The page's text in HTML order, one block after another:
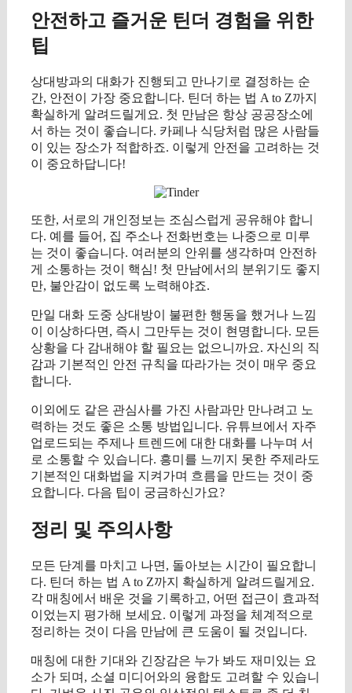
안전하고 즐거운 틴더 경험을 위한
팁
상대방과의 대화가 진행되고 만나기로 결정하는 순
간, 안전이 가장 중요합니다. 틴더 하는 법 A to Z까지
확실하게 알려드릴게요. 첫 만남은 항상 공공장소에
서 하는 것이 좋습니다. 카페나 식당처럼 많은 사람들
이 있는 장소가 적합하죠. 이렇게 안전을 고려하는 것
이 중요하답니다!
또한, 서로의 개인정보는 조심스럽게 공유해야 합니
다. 예를 들어, 집 주소나 전화번호는 나중으로 미루
는 것이 좋습니다. 여러분의 안위를 생각하며 안전하
게 소통하는 것이 핵심! 첫 만남에서의 분위기도 좋지
만, 불안감이 없도록 노력해야죠.
만일 대화 도중 상대방이 불편한 행동을 했거나 느낌
이 이상하다면, 즉시 그만두는 것이 현명합니다. 모든
상황을 다 감내해야 할 필요는 없으니까요. 자신의 직
감과 기본적인 안전 규칙을 따라가는 것이 매우 중요
합니다.
이외에도 같은 관심사를 가진 사람과만 만나려고 노
력하는 것도 좋은 소통 방법입니다. 유튜브에서 자주
업로드되는 주제나 트렌드에 대한 대화를 나누며 서
로 소통할 수 있습니다. 흥미를 느끼지 못한 주제라도
기본적인 대화법을 지켜가며 흐름을 만드는 것이 중
요합니다. 다음 팁이 궁금하신가요?
정리 및 주의사항
모든 단계를 마치고 나면, 돌아보는 시간이 필요합니
다. 틴더 하는 법 A to Z까지 확실하게 알려드릴게요.
각 매칭에서 배운 것을 기록하고, 어떤 접근이 효과적
이었는지 평가해 보세요. 이렇게 과정을 체계적으로
정리하는 것이 다음 만남에 큰 도움이 될 것입니다.
매칭에 대한 기대와 긴장감은 누가 봐도 재미있는 요
소가 되며, 소셜 미디어와의 융합도 고려할 수 있습니